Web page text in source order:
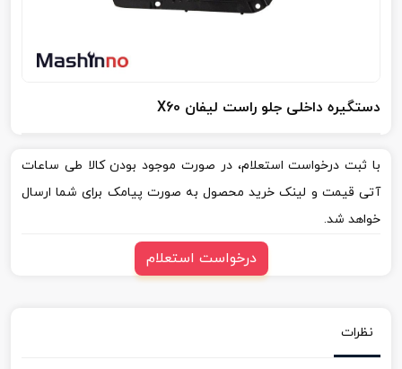
دستگیره داخلی جلو راست لیفان X60
با ثبت درخواست استعلام، در صورت موجود بودن کالا طی ساعات
آتی قیمت و لینک خرید محصول به صورت پیامک برای شما ارسال
خواهد شد.
درخواست استعلام
نظرات